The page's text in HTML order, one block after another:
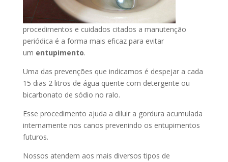
procedimentos e cuidados citados a manutenção
periódica é a forma mais eficaz para evitar
um entupimento.
Uma das prevenções que indicamos é despejar a cada
15 dias 2 litros de água quente com detergente ou
bicarbonato de sódio no ralo.
Esse procedimento ajuda a diluir a gordura acumulada
internamente nos canos prevenindo os entupimentos
futuros.
Nossos atendem aos mais diversos tipos de